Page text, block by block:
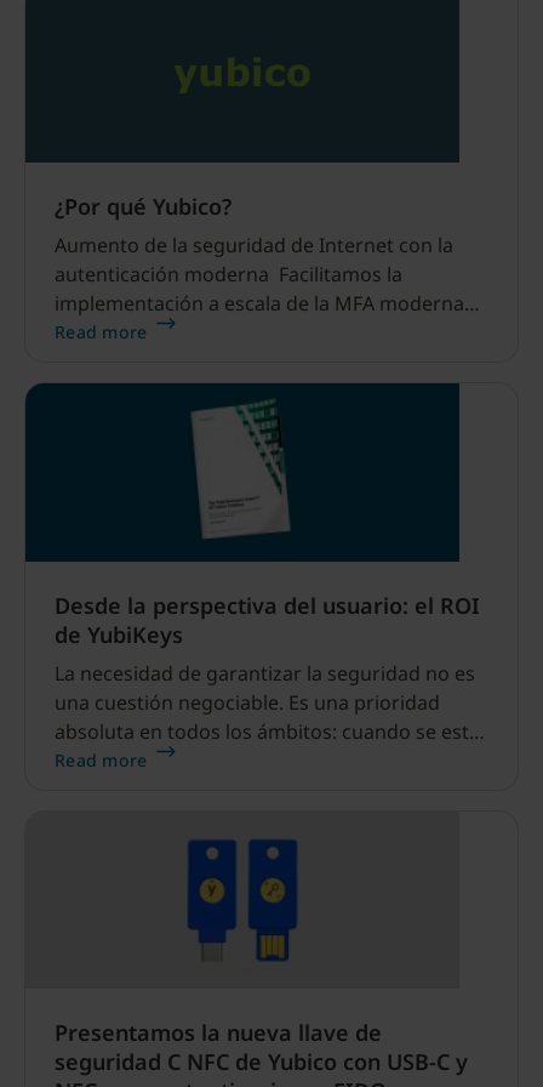
¿Por qué Yubico?
Aumento de la seguridad de Internet con la
autenticación moderna Facilitamos la
implementación a escala de la MFA moderna
basada en hardware La distribución de
sencilla y fluida gracias a nuestro
asesoramiento experto, suscripciones
empresariales y servicios de entrega llave en
Read more
Desde la perspectiva del usuario: el ROI
de YubiKeys
La necesidad de garantizar la seguridad no es
una cuestión negociable. Es una prioridad
absoluta en todos los ámbitos: cuando se está
en línea, sin conexión, de vacaciones o en casa.
Read more
Presentamos la nueva llave de
seguridad C NFC de Yubico con USB-C y